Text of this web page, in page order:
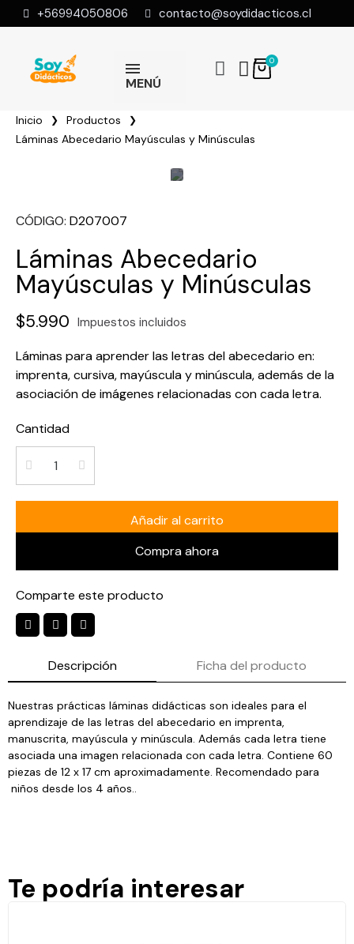
+56994050806 contacto@soydidacticos.cl
MENÚ
Inicio
Productos
Láminas Abecedario Mayúsculas y Minúsculas
CÓDIGO D207007
Láminas Abecedario
Mayúsculas y Minúsculas
$5.990 Impuestos incluidos
Láminas para aprender las letras del abecedario en:
imprenta, cursiva, mayúscula y minúscula, además de la
asociación de imágenes relacionadas con cada letra.
Cantidad
Añadir al carrito
Compra ahora
Comparte este producto
Descripción Ficha del producto
Nuestras prácticas láminas didácticas son ideales para el
aprendizaje de las letras del abecedario en imprenta,
manuscrita, mayúscula y minúscula. Además cada letra tiene
asociada una imagen relacionada con cada letra. Contiene 60
piezas de 12 x 17 cm aproximadamente. Recomendado para
niños desde los 4 años..
Te podría interesar